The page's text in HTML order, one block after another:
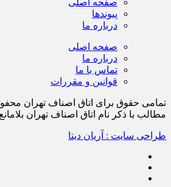
پیوندها
درباره ما
صفحه اصلی
درباره ما
تماس با ما
قوانین و مقررات
تمامی حقوق برای اتاق اصناف تهران
مطالب با ذكر نام اتاق اصناف تهران
طراحی سایت : آریان دیتا